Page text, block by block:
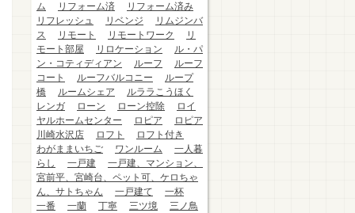
ム
リフォーム済
リフォーム済み
リフレッシュ
リベンジ
リムジンバ
ス
リモート リモートワーク
リ
モート部屋
リロケーション
ル・パ
ン・コティディアン
ルーフ
ルーフ
コート
ルーフバルコニー
ループ
橋
ルームシェア
ルララこうほく
レンガ
ローン ローン控除
ロイ
ヤルホームセンター
ロピア
ロピア
川崎水沢店
ロフト
ロフト付き
わがままいちご
ワンルーム
一人暮
らし
一戸建
一戸建、マンション、
宮前平、宮崎台、ペット可、ケロちゃ
ん、サトちゃん
一戸建て
一杯
一番
一蘭 丁寧 三ツ境
三ノ鳥